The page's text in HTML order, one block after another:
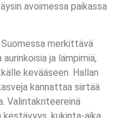
avoimessa paikassa
merkittävä
ja lämpimiä,
kevääseen. Hallan
kannattaa siirtää
Valintakriteereinä